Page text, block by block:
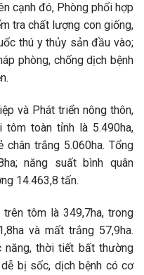
cạnh đó, Phòng phối hợp
tra chất lượng con giống,
thú y thủy sản đầu vào;
phòng, chống dịch bệnh
và Phát triển nông thôn,
toàn tỉnh là 5.490ha,
trắng 5.060ha. Tổng
năng suất bình quân
14.463,8 tấn.
tôm là 349,7ha, trong
và mất trắng 57,9ha.
năng, thời tiết bất thường
bị sốc, dịch bệnh có cơ